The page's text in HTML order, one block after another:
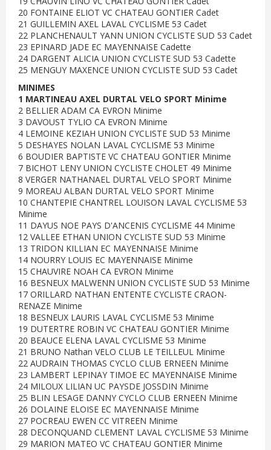
20 FONTAINE ELIOT VC CHATEAU GONTIER Cadet
21 GUILLEMIN AXEL LAVAL CYCLISME 53 Cadet
22 PLANCHENAULT YANN UNION CYCLISTE SUD 53 Cadet
23 EPINARD JADE EC MAYENNAISE Cadette
24 DARGENT ALICIA UNION CYCLISTE SUD 53 Cadette
25 MENGUY MAXENCE UNION CYCLISTE SUD 53 Cadet
MINIMES
1 MARTINEAU AXEL DURTAL VELO SPORT Minime
2 BELLIER ADAM CA EVRON Minime
3 DAVOUST TYLIO CA EVRON Minime
4 LEMOINE KEZIAH UNION CYCLISTE SUD 53 Minime
5 DESHAYES NOLAN LAVAL CYCLISME 53 Minime
6 BOUDIER BAPTISTE VC CHATEAU GONTIER Minime
7 BICHOT LENY UNION CYCLISTE CHOLET 49 Minime
8 VERGER NATHANAEL DURTAL VELO SPORT Minime
9 MOREAU ALBAN DURTAL VELO SPORT Minime
10 CHANTEPIE CHANTREL LOUISON LAVAL CYCLISME 53
Minime
11 DAYUS NOE PAYS D'ANCENIS CYCLISME 44 Minime
12 VALLEE ETHAN UNION CYCLISTE SUD 53 Minime
13 TRIDON KILLIAN EC MAYENNAISE Minime
14 NOURRY LOUIS EC MAYENNAISE Minime
15 CHAUVIRE NOAH CA EVRON Minime
16 BESNEUX MALWENN UNION CYCLISTE SUD 53 Minime
17 ORILLARD NATHAN ENTENTE CYCLISTE CRAON-
RENAZE Minime
18 BESNEUX LAURIS LAVAL CYCLISME 53 Minime
19 DUTERTRE ROBIN VC CHATEAU GONTIER Minime
20 BEAUCE ELENA LAVAL CYCLISME 53 Minime
21 BRUNO Nathan VELO CLUB LE TEILLEUL Minime
22 AUDRAIN THOMAS CYCLO CLUB ERNEEN Minime
23 LAMBERT LEPINAY TIMOE EC MAYENNAISE Minime
24 MILOUX LILIAN UC PAYSDE JOSSDIN Minime
25 BLIN LESAGE DANNY CYCLO CLUB ERNEEN Minime
26 DOLAINE ELOISE EC MAYENNAISE Minime
27 POCREAU EWEN CC VITREEN Minime
28 DECONQUAND CLEMENT LAVAL CYCLISME 53 Minime
29 MARION MATEO VC CHATEAU GONTIER Minime